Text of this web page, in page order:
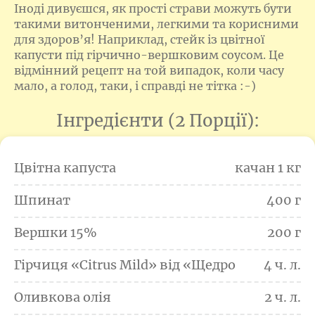
Іноді дивуєшся, як прості страви можуть бути
такими витонченими, легкими та корисними
для здоров’я! Наприклад, стейк із цвітної
капусти під гірчично-вершковим соусом. Це
відмінний рецепт на той випадок, коли часу
мало, а голод, таки, і справді не тітка :-)
Інгредієнти (2 Порції):
Цвітна капуста
качан 1 кг
Шпинат
400 г
Вершки 15%
200 г
Гірчиця «Citrus Mild» від «Щедро
4 ч. л.
Оливкова олія
2 ч. л.